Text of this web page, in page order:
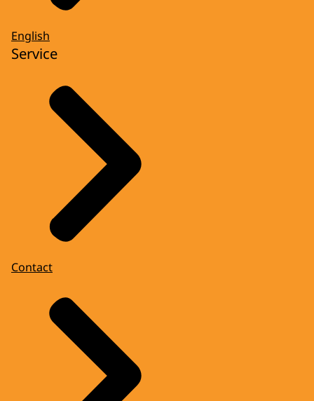
English
Service
Contact